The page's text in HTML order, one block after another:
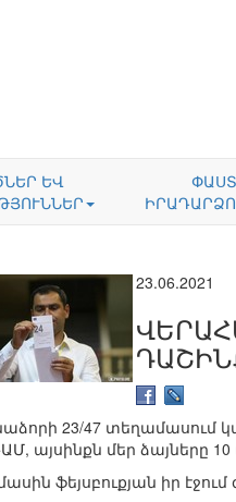
ԵՎ
23.06.2021
23/47 տեղամասում
այսինքն մեր ձայները
ֆեյսբուքյան իր